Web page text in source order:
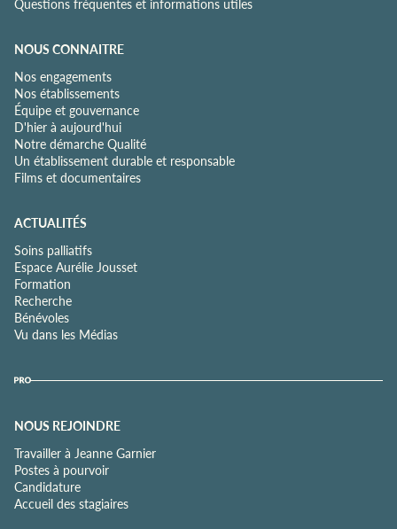
Questions fréquentes et informations utiles
NOUS CONNAITRE
Nos engagements
Nos établissements
Équipe et gouvernance
D'hier à aujourd'hui
Notre démarche Qualité
Un établissement durable et responsable
Films et documentaires
ACTUALITÉS
Soins palliatifs
Espace Aurélie Jousset
Formation
Recherche
Bénévoles
Vu dans les Médias
NOUS REJOINDRE
Travailler à Jeanne Garnier
Postes à pourvoir
Candidature
Accueil des stagiaires